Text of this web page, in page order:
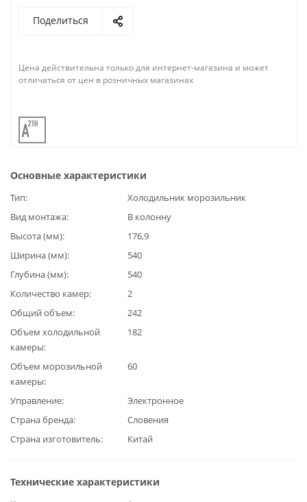
Поделиться
Цена действительна только для интернет-магазина и может
отличаться от цен в розничных магазинах
Основные характеристики
Тип
Холодильник морозильник
Вид монтажа
В колонну
Высота (мм)
176,9
Ширина (мм)
540
Глубина (мм)
540
Количество камер
2
Общий объем
242
Объем холодильной
камеры
182
Объем морозильной
камеры
60
Управление
Электронное
Страна бренда
Словения
Страна изготовитель
Китай
Технические характеристики